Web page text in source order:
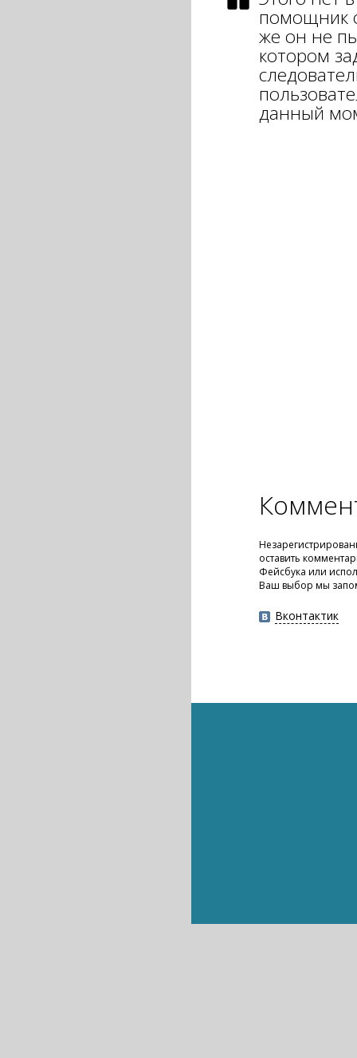
помощник
же он не
котором
данный
оставить
Фейсбука или
Ваш выбор мы
Вконтактик